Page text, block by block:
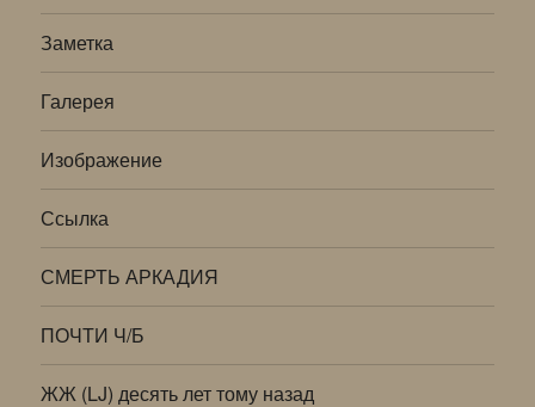
Заметка
Галерея
Изображение
Ссылка
СМЕРТЬ АРКАДИЯ
ПОЧТИ Ч/Б
ЖЖ (LJ) десять лет тому назад